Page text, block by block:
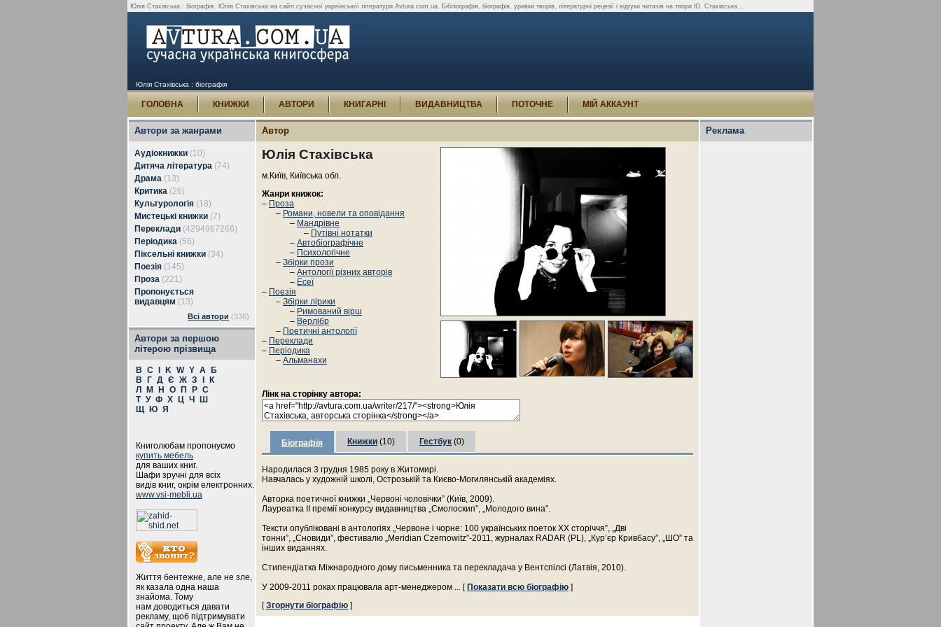
Юлія Стахівська : біографія. Юлія Стахівська на сайті сучасної української літератури Avtura.com.ua. Бібліографія, біографія, уривки творів, літературні рецезії і відгуки читачів на твори Ю. Стахівська....
Юлія Стахівська : біографія
ГОЛОВНА КНИЖКИ АВТОРИ КНИГАРНІ ВИДАВНИЦТВА ПОТОЧНЕ МІЙ АККАУНТ
Автори за жанрами
Аудіокнижки (10)
Дитяча література (74)
Драма (13)
Критика (26)
Культурологія (18)
Мистецькі книжки (7)
Переклади (4294967266)
Періодика (56)
Піксельні книжки (34)
Поезія (145)
Проза (221)
Пропонується
видавцям (13)
Всі автори (336)
Автори за першою
літерою прізвища
B C K W Y А
Б
В
Г Д Є Ж З
К
Л
М Н О П Р С
Т У Ф Х Ц Ч
Ш
Щ
Ю Я
Книголюбам пропонуємо
купить мебель
для ваших книг.
Шафи зручні для всіх
видів книг, окрім електронних.
www.vsi-mebli.ua
Життя бентежне, але не зле,
як казала одна наша
знайома. Тому
нам доводиться давати
рекламу, щоб підтримувати
Автор
Юлія Стахівська
м.Київ, Київська обл.
Жанри книжок:
– Проза
– Романи, новели та оповідання
– Мандрівне
– Путівні нотатки
– Автобіографічне
– Психологічне
– Збірки прози
– Антології різних авторів
– Есеї
– Поезія
– Збірки лірики
– Римований вірш
– Верлібр
– Поетичні антології
– Переклади
– Періодика
– Альманахи
Лінк на сторінку автора:
Біографія Книжки (10) Гестбук (0)
Народилася 3 грудня 1985 року в Житомирі.
Навчалась у художній школі, Острозькій та Києво-Могилянській академіях.
Авторка поетичної книжки „Червоні чоловічки” (Київ, 2009).
Лауреатка ІІ премії конкурсу видавництва „Смолоскип”, „Молодого вина”.
Тексти опубліковані в антологіях „Червоне і чорне: 100 українських поеток ХХ сторіччя”, „Дві
тонни”, „Сновиди”, фестивалю „Meridian Czernowitz”-2011, журналах RADAR (PL), „Кур’єр Кривбасу”, „ШО” та
інших виданнях.
Стипендіатка Міжнародного дому письменника та перекладача у Вентспілсі (Латвія, 2010).
У 2009-2011 роках працювала арт-менеджером ... [ Показати всю біографію ]
[Згорнути біографію ]
Реклама